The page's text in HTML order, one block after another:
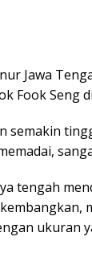
Jawa
Fook Seng
semakin
tengah
ukuran